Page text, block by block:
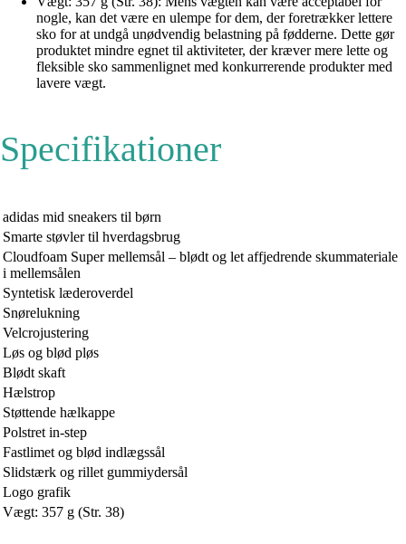
nogle, kan det være en ulempe for dem, der foretrækker lettere
sko for at undgå unødvendig belastning på fødderne. Dette gør
produktet mindre egnet til aktiviteter, der kræver mere lette og
fleksible sko sammenlignet med konkurrerende produkter med
lavere vægt.
Specifikationer
adidas mid sneakers til børn
Smarte støvler til hverdagsbrug
Cloudfoam Super mellemsål – blødt og let affjedrende skummateriale
i mellemsålen
Syntetisk læderoverdel
Snørelukning
Velcrojustering
Løs og blød pløs
Blødt skaft
Hælstrop
Støttende hælkappe
Polstret in-step
Fastlimet og blød indlægssål
Slidstærk og rillet gummiydersål
Logo grafik
Vægt: 357 g (Str. 38)